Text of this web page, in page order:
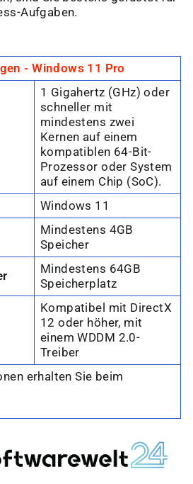
Aufgaben.
- Windows 11 Pro
1 Gigahertz (GHz) oder
schneller mit
mindestens zwei
Kernen auf einem
kompatiblen 64-Bit-
Prozessor oder System
auf einem Chip (SoC).
Windows 11
Mindestens 4GB
Speicher
Mindestens 64GB
Speicherplatz
Kompatibel mit DirectX
12 oder höher, mit
einem WDDM 2.0-
Treiber
erhalten Sie beim